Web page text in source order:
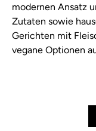
modernen Ansatz
Zutaten sowie
Gerichten mit
vegane Optionen